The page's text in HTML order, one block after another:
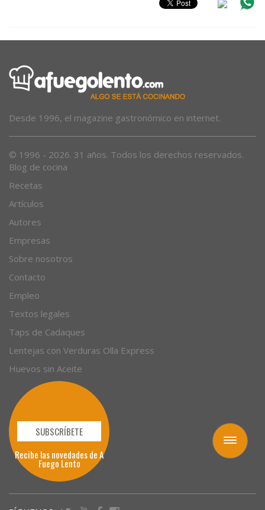
Toggle
navigation
Desde 1996, el magazine gastronómico en internet.
© 1996 - 2026. 31 años. Todos los derechos reservados.
Blog de cocina
Recetas
Artículos
Autores
Empresas
Sobre nosotros
Contacto
Empleo
Textos legales
Taps de Cadaques
Lentejas con Verduras Olla Express
Huevos sin Aceite
SUBSCRÍBETE
Recibe las novedades de A
Fuego Lento